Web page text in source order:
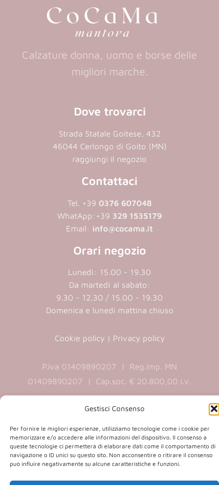
Gestisci Consenso
Per fornire le migliori esperienze, utilizziamo tecnologie come i cookie per
memorizzare e/o accedere alle informazioni del dispositivo. Il consenso a
queste tecnologie ci permetterà di elaborare dati come il comportamento di
navigazione o ID unici su questo sito. Non acconsentire o ritirare il consenso
può influire negativamente su alcune caratteristiche e funzioni.
tab)
Calzature donna, uomo e borse delle
migliori marche.
Dove trovarci
Strada Statale Goitese, 432
46044 Cerlongo di Goito (MN)
raggiungi il negozio
Contattaci
Tel. +39 0376 607048
WhatApp: +39 329 1535179
Email: info@cocama.it
Orari negozio
Lunedì: 15.00 - 19.30
Da martedì al sabato:
9.30 - 12.30 / 15.00 - 19.30
Domenica e lunedi mattina chiuso
Cookie policy | Privacy policy
P.iva 01409890207 | Reg.Imp. MN
01409890207 | Cap.soc. € 20.800,00 i.v.
(opens
in
a
new
(opens
in
a
new
Copyright 2026 © Co.Ca.Ma. Srl | powered by